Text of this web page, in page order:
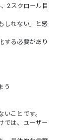
2スクロール目
しれない」と感
する必要があり
う
ことです。
では、ユーザー